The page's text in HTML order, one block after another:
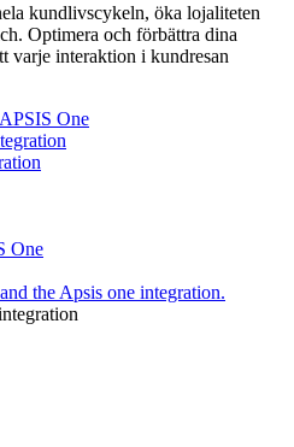
kundlivscykeln, öka lojaliteten
Optimera och förbättra dina
varje interaktion i kundresan